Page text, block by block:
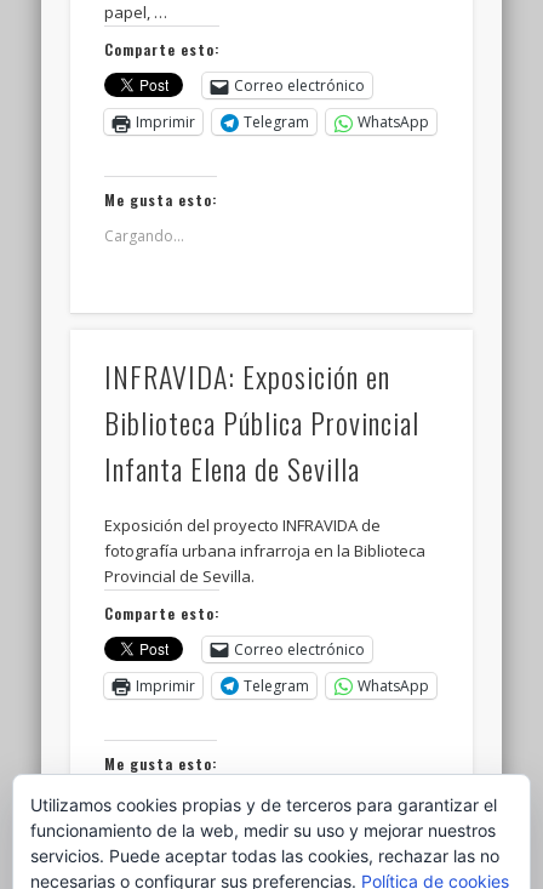
papel, …
Comparte esto:
Correo electrónico
Imprimir
Telegram WhatsApp
Me gusta esto:
Cargando...
INFRAVIDA: Exposición en
Biblioteca Pública Provincial
Infanta Elena de Sevilla
Exposición del proyecto INFRAVIDA de
fotografía urbana infrarroja en la Biblioteca
Provincial de Sevilla.
Comparte esto:
Correo electrónico
Imprimir
Telegram WhatsApp
Me gusta esto:
Cargando...
Utilizamos cookies propias y de terceros para garantizar el
funcionamiento de la web, medir su uso y mejorar nuestros
servicios. Puede aceptar todas las cookies, rechazar las no
necesarias o configurar sus preferencias. Política de cookies